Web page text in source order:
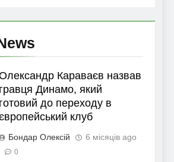
Караваєв назвав
гравця Динамо, який
готовий до переходу в
клуб
Бондар Олексій 6 місяців ago
0